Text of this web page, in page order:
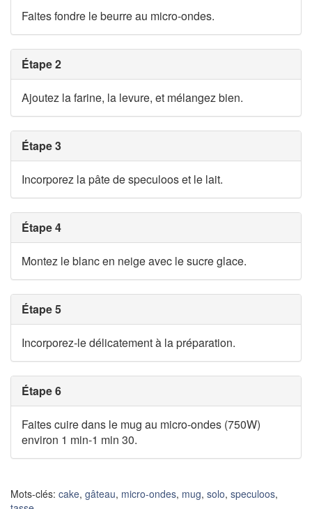
Faites fondre le beurre au micro-ondes.
Étape 2
Ajoutez la farine, la levure, et mélangez bien.
Étape 3
Incorporez la pâte de speculoos et le lait.
Étape 4
Montez le blanc en neige avec le sucre glace.
Étape 5
Incorporez-le délicatement à la préparation.
Étape 6
Faites cuire dans le mug au micro-ondes (750W)
environ 1 min-1 min 30.
Mots-clés: cake, gâteau, micro-ondes, mug, solo, speculoos,